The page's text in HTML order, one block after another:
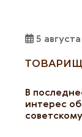
5
ТОВАРИЩ
В
интерес